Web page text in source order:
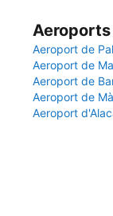
Aeroport de
Aeroport de
Aeroport de
Aeroport de
Aeroport